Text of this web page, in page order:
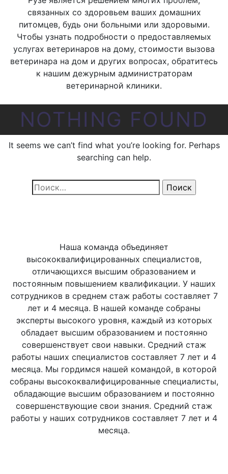
связанных со здоровьем ваших домашних
питомцев, будь они больными или здоровыми.
Чтобы узнать подробности о предоставляемых
услугах ветеринаров на дому, стоимости вызова
ветеринара на дом и других вопросах, обратитесь
к нашим дежурным администраторам
ветеринарной клиники.
NOTHING FOUND
It seems we can’t find what you’re looking for. Perhaps
searching can help.
Найти:
Наша команда объединяет
высококвалифицированных специалистов,
отличающихся высшим образованием и
постоянным повышением квалификации. У наших
сотрудников в среднем стаж работы составляет 7
лет и 4 месяца. В нашей команде собраны
эксперты высокого уровня, каждый из которых
обладает высшим образованием и постоянно
совершенствует свои навыки. Средний стаж
работы наших специалистов составляет 7 лет и 4
месяца. Мы гордимся нашей командой, в которой
собраны высококвалифицированные специалисты,
обладающие высшим образованием и постоянно
совершенствующие свои знания. Средний стаж
работы у наших сотрудников составляет 7 лет и 4
месяца.